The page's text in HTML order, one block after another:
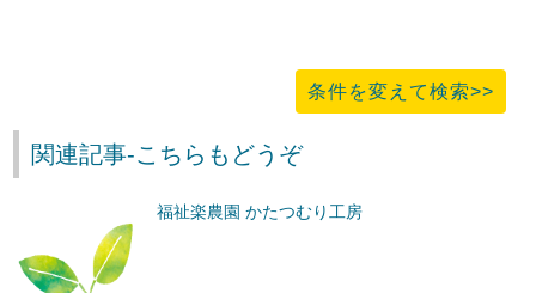
条件を変えて検索>>
関連記事-こちらもどうぞ
福祉楽農園 かたつむり工房